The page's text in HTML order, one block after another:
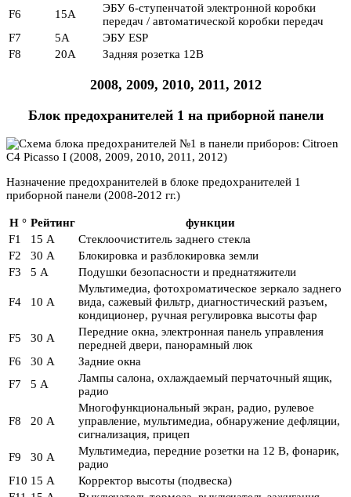
F6
15А
ЭБУ 6-ступенчатой ​​электронной коробки
передач / автоматической коробки передач
F7
5A
ЭБУ ESP
F8
20А Задняя розетка 12В
2008, 2009, 2010, 2011, 2012
Блок предохранителей 1 на приборной панели
Назначение предохранителей в блоке предохранителей 1
приборной панели (2008-2012 гг.)
Н ° Рейтинг
функции
F1
15 А
Стеклоочиститель заднего стекла
F2
30 А
Блокировка и разблокировка земли
F3
5 А Подушки безопасности и преднатяжители
F4 10 А
Мультимедиа, фотохроматическое зеркало заднего
вида, сажевый фильтр, диагностический разъем,
кондиционер, ручная регулировка высоты фар
F5
30 А
Передние окна, электронная панель управления
передней двери, панорамный люк
F6
30 А
Задние окна
F7
5 А
Лампы салона, охлаждаемый перчаточный ящик,
радио
F8 20 А
Многофункциональный экран, радио, рулевое
управление, мультимедиа, обнаружение дефляции,
сигнализация, прицеп
F9
30 А
Мультимедиа, передние розетки на 12 В, фонарик,
радио
F10 15 А
Корректор высоты (подвеска)